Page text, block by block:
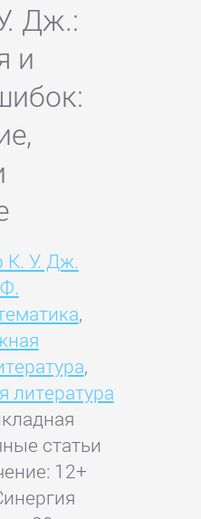
Дж.:
и
К. У. Дж.
,
,
литература
статьи
12+